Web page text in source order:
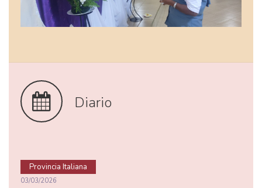
Diario
Provincia Italiana
03/03/2026